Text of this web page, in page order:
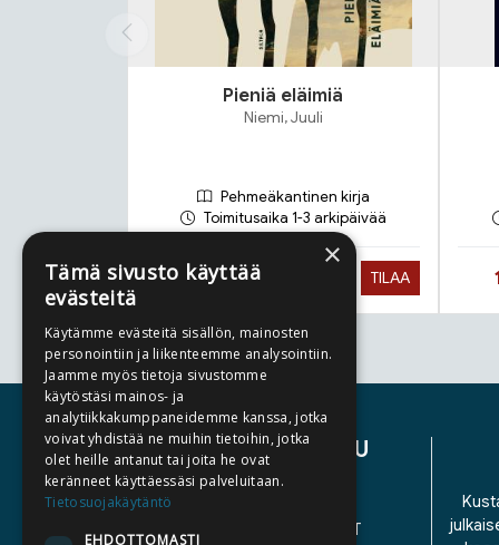
Pieniä eläimiä
Niemi, Juuli
Pehmeäkantinen kirja
Toimitusaika 1-3 arkipäivää
Hinta nyt
23,90 € TILAA
Tuoteluettelon loppu
ASIAKASPALVELU
YLEISET TOIMITUSEHDOT
×
Tämä sivusto käyttää
evästeitä
Käytämme evästeitä sisällön, mainosten
personointiin ja liikenteemme analysointiin.
Jaamme myös tietoja sivustomme
käytöstäsi mainos- ja
analytiikkakumppaneidemme kanssa, jotka
voivat yhdistää ne muihin tietoihin, jotka
olet heille antanut tai joita he ovat
keränneet käyttäessäsi palveluitaan.
Tietosuojakäytäntö
EHDOTTOMASTI